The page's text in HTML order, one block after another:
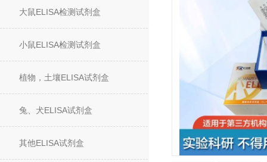
大鼠ELISA检测试剂盒
小鼠ELISA检测试剂盒
植物，土壤ELISA试剂盒
兔、犬ELISA试剂盒
其他ELISA试剂盒